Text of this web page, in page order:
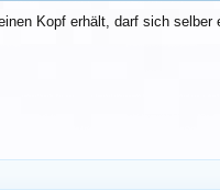
Kopf erhält, darf sich selber